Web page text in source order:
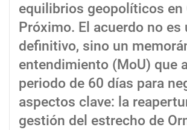
equilibrios geopolíticos en
Próximo. El acuerdo no es
definitivo, sino un
entendimiento (MoU) que
periodo de 60 días para
aspectos clave: la
gestión del estrecho de